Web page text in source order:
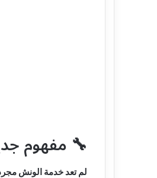
🔧 مفهوم
لم تعد خدمة الونش